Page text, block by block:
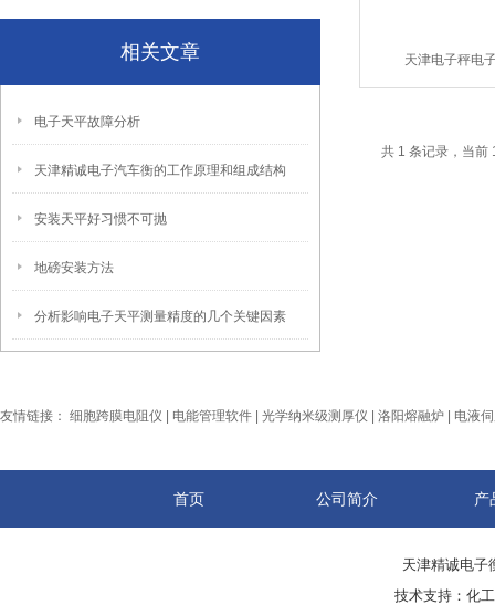
相关文章
电子天平故障分析
天津精诚电子汽车衡的工作原理和组成结构
安装天平好习惯不可抛
地磅安装方法
分析影响电子天平测量精度的几个关键因素
天津电子秤电
共 1 条记录，当
友情链接： 细胞跨膜电阻仪 电能管理软件 光学纳米级测厚仪 洛阳熔融炉 电液
首页 公司简介 产
天津精诚电
技术支持： 化